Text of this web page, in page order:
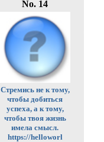
No. 14
Стремись не к тому,
чтобы добиться
успеха, а к тому,
чтобы твоя жизнь
имела смысл.
https://helloworl